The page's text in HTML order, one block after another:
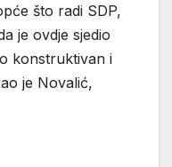
što radi SDP,
je ovdje sjedio
konstruktivan i
je Novalić,